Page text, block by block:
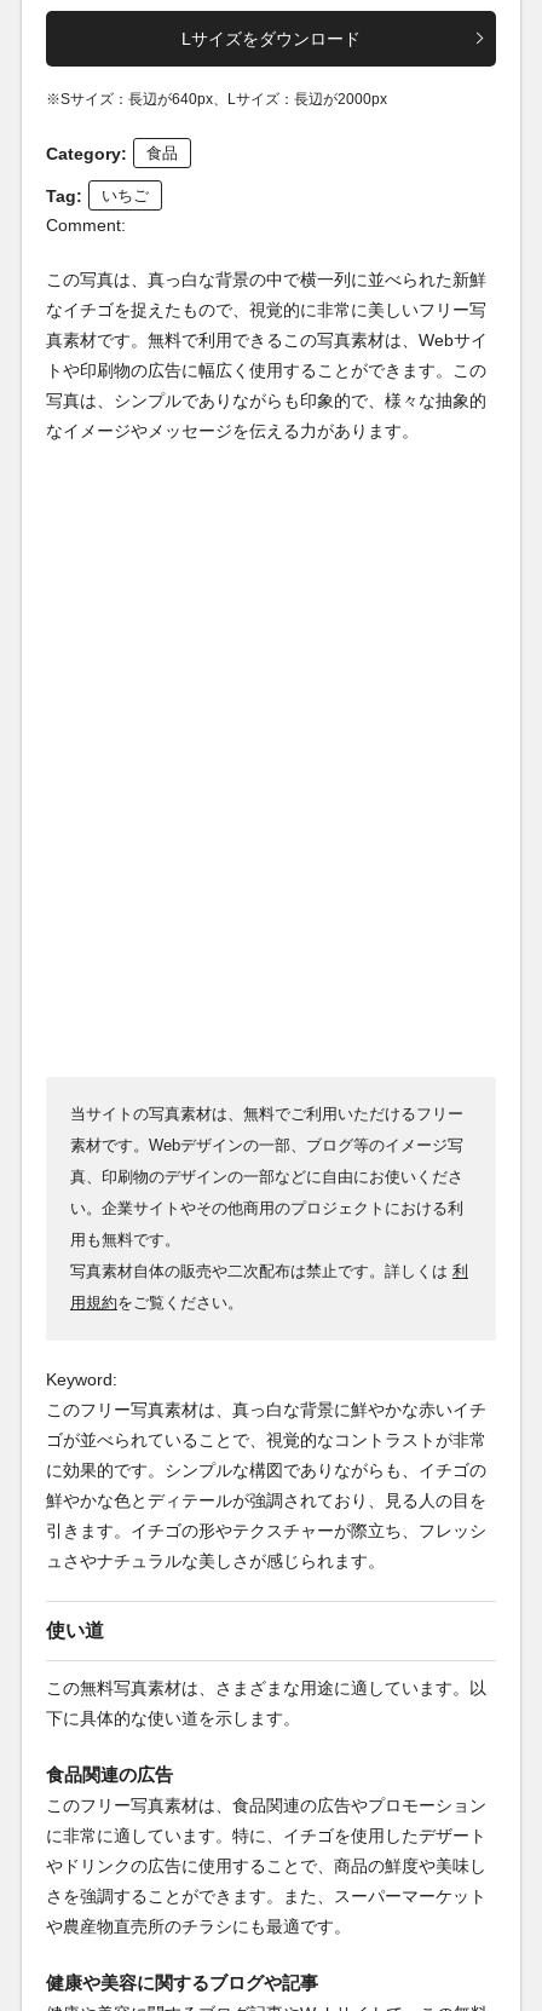
Lサイズをダウンロード
※Sサイズ：長辺が640px、Lサイズ：長辺が2000px
Category: 食品
Tag: いちご
Comment:
この写真は、真っ白な背景の中で横一列に並べられた新鮮
なイチゴを捉えたもので、視覚的に非常に美しいフリー写
真素材です。無料で利用できるこの写真素材は、Webサイ
トや印刷物の広告に幅広く使用することができます。この
写真は、シンプルでありながらも印象的で、様々な抽象的
なイメージやメッセージを伝える力があります。
当サイトの写真素材は、無料でご利用いただけるフリー
素材です。Webデザインの一部、ブログ等のイメージ写
真、印刷物のデザインの一部などに自由にお使いくださ
い。企業サイトやその他商用のプロジェクトにおける利
用も無料です。
写真素材自体の販売や二次配布は禁止です。詳しくは 利
用規約をご覧ください。
Keyword:
このフリー写真素材は、真っ白な背景に鮮やかな赤いイチ
ゴが並べられていることで、視覚的なコントラストが非常
に効果的です。シンプルな構図でありながらも、イチゴの
鮮やかな色とディテールが強調されており、見る人の目を
引きます。イチゴの形やテクスチャーが際立ち、フレッシ
ュさやナチュラルな美しさが感じられます。
使い道
この無料写真素材は、さまざまな用途に適しています。以
下に具体的な使い道を示します。
食品関連の広告
このフリー写真素材は、食品関連の広告やプロモーション
に非常に適しています。特に、イチゴを使用したデザート
やドリンクの広告に使用することで、商品の鮮度や美味し
さを強調することができます。また、スーパーマーケット
や農産物直売所のチラシにも最適です。
健康や美容に関するブログや記事